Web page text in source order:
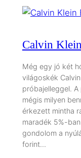
Calvin
Még egy jó két
világoskék
próbajelleggel.
mégis milyen
érkezett mintha
maradék 5%-
gondolom a
forint…